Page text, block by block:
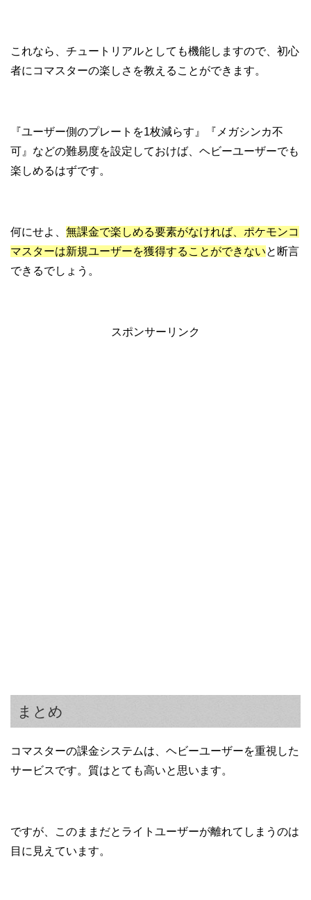
これなら、チュートリアルとしても機能しますので、初心
者にコマスターの楽しさを教えることができます。
『ユーザー側のプレートを1枚減らす』『メガシンカ不
可』などの難易度を設定しておけば、ヘビーユーザーでも
楽しめるはずです。
何にせよ、 無課金で楽しめる要素がなければ、ポケモンコ
マスターは新規ユーザーを獲得することができないと断言
できるでしょう。
スポンサーリンク
まとめ
コマスターの課金システムは、ヘビーユーザーを重視した
サービスです。質はとても高いと思います。
ですが、このままだとライトユーザーが離れてしまうのは
目に見えています。